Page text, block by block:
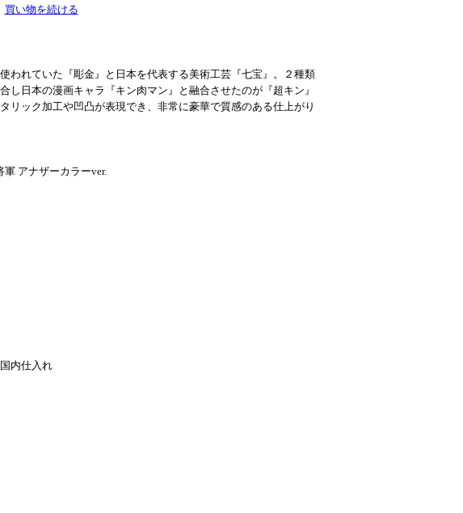
買い物を続ける
われていた『彫金』と日本を代表する美術工芸『七宝』。２種類
日本の漫画キャラ『キン肉マン』と融合させたのが『超キン』
リック加工や凹凸が表現でき、非常に豪華で質感のある仕上がり
アナザーカラーver.
内仕入れ